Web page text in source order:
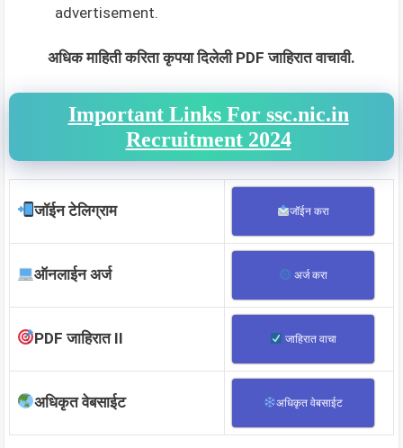
advertisement.
अधिक माहिती करिता कृपया दिलेली PDF जाहिरात वाचावी.
Important Links For ssc.nic.in
Recruitment 2024
जॉईन टेलिग्राम जॉईन करा
ऑनलाईन अर्ज अर्ज करा
PDF जाहिरात II जाहिरात वाचा
अधिकृत वेबसाईट अधिकृत वेबसाईट